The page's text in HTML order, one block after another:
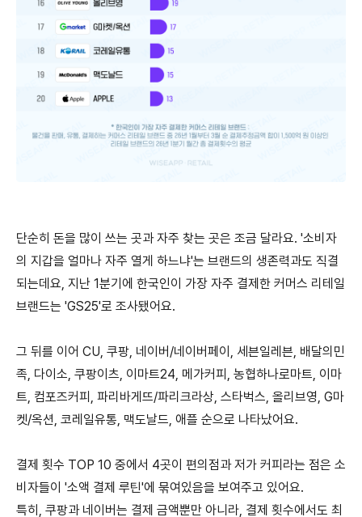
단순히 돈을 많이 쓰는 곳과 자주 찾는 곳은 조금 달라요. '소비자
의 지갑을 얼마나 자주 열게 하느냐'는 브랜드의 생존력과도 직결
되는데요, 지난 1분기에 한국인이 가장 자주 결제한 커머스 리테일
브랜드는 'GS25'로 조사됐어요.
그 뒤를 이어 CU, 쿠팡, 네이버/네이버페이, 세븐일레븐, 배달의민
족, 다이소, 쿠팡이츠, 이마트24, 메가커피, 농협하나로마트, 이마
트, 컴포즈커피, 파리바게뜨/파리크라상, 스타벅스, 올리브영, G마
켓/옥션, 코레일유통, 맥도날드, 애플 순으로 나타났어요.
결제 횟수 TOP 10 중에서 4곳이 편의점과 저가 커피라는 점은 소
비자들이 '소액 결제 루틴'에 묶여있음을 보여주고 있어요.
특히, 쿠팡과 네이버는 결제 금액뿐만 아니라, 결제 횟수에서도 최